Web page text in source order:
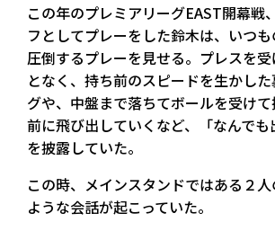
この年のプレミアリーグEAST開幕戦
フとしてプレーをした鈴木は、いつ
圧倒するプレーを見せる。プレスを
となく、持ち前のスピードを生かし
グや、中盤まで落ちてボールを受け
前に飛び出していくなど、「なんでも
を披露していた。
この時、メインスタンドではある２
ような会話が起こっていた。